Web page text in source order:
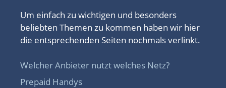
Um einfach zu wichtigen und besonders
beliebten Themen zu kommen haben wir hier
die entsprechenden Seiten nochmals verlinkt.
Welcher Anbieter nutzt welches Netz?
Prepaid Handys